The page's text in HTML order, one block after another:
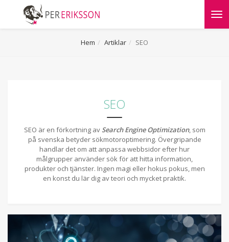
Hem
Artiklar SEO
SEO
SEO är en förkortning av Search Engine Optimization, som
på svenska betyder sökmotoroptimering. Övergripande
handlar det om att anpassa webbsidor efter hur
målgrupper använder sök för att hitta information,
produkter och tjänster. Ingen magi eller hokus pokus, men
en konst du lär dig av teori och mycket praktik.